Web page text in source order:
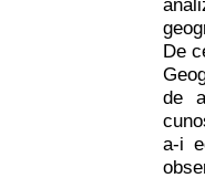
De
de
a-i